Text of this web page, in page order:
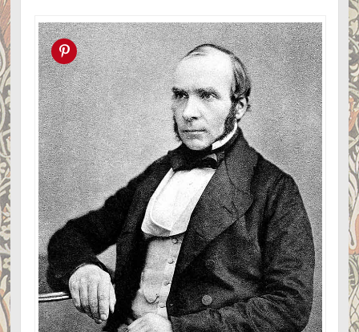
Pin this!